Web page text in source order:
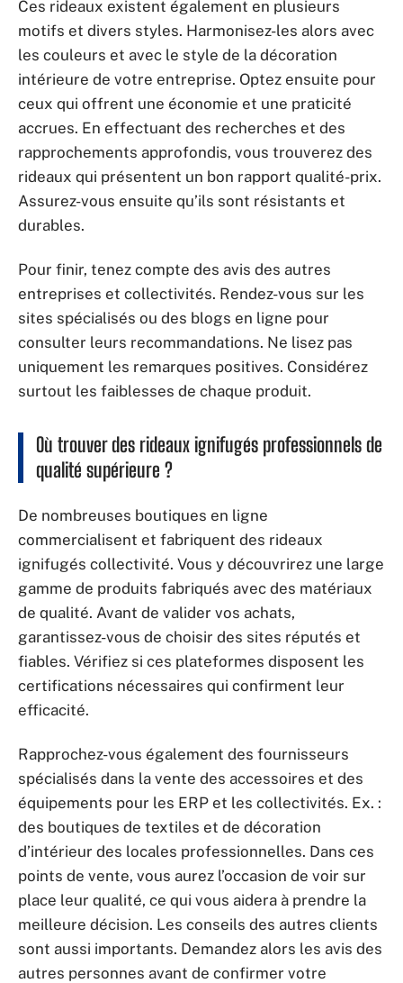
Ces rideaux existent également en plusieurs
motifs et divers styles. Harmonisez-les alors avec
les couleurs et avec le style de la décoration
intérieure de votre entreprise. Optez ensuite pour
ceux qui offrent une économie et une praticité
accrues. En effectuant des recherches et des
rapprochements approfondis, vous trouverez des
rideaux qui présentent un bon rapport qualité-prix.
Assurez-vous ensuite qu’ils sont résistants et
durables.
Pour finir, tenez compte des avis des autres
entreprises et collectivités. Rendez-vous sur les
sites spécialisés ou des blogs en ligne pour
consulter leurs recommandations. Ne lisez pas
uniquement les remarques positives. Considérez
surtout les faiblesses de chaque produit.
Où trouver des rideaux ignifugés professionnels de
qualité supérieure ?
De nombreuses boutiques en ligne
commercialisent et fabriquent des rideaux
ignifugés collectivité. Vous y découvrirez une large
gamme de produits fabriqués avec des matériaux
de qualité. Avant de valider vos achats,
garantissez-vous de choisir des sites réputés et
fiables. Vérifiez si ces plateformes disposent les
certifications nécessaires qui confirment leur
efficacité.
Rapprochez-vous également des fournisseurs
spécialisés dans la vente des accessoires et des
équipements pour les ERP et les collectivités. Ex. :
des boutiques de textiles et de décoration
d’intérieur des locales professionnelles. Dans ces
points de vente, vous aurez l’occasion de voir sur
place leur qualité, ce qui vous aidera à prendre la
meilleure décision. Les conseils des autres clients
sont aussi importants. Demandez alors les avis des
autres personnes avant de confirmer votre